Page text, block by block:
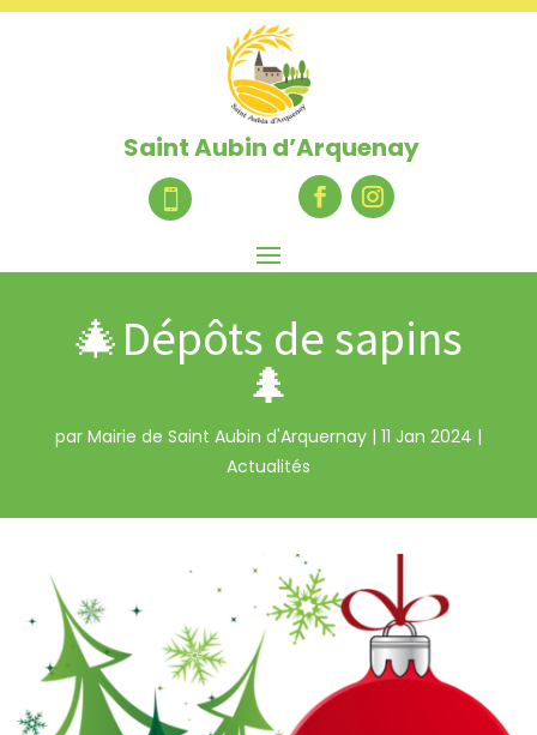
Saint Aubin d’Arquenay

🎄Dépôts de sapins
🌲
par Mairie de Saint Aubin d'Arquernay| 11 Jan 2024 |
Actualités